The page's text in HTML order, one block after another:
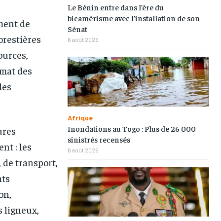
de
des
: les
transport,
ligneux,
Le Bénin entre dans l’ère du
bicamérisme avec l’installation de son
Sénat
6 août 2026
Afrique
Inondations au Togo : Plus de 26 000
sinistrés recensés
6 août 2026